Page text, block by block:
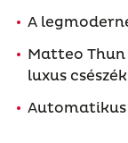
A
Matteo
luxus